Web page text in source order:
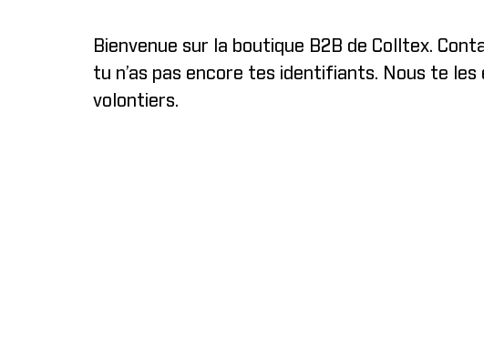
Bienvenue sur la boutique B2B de Colltex.
tu n’as pas encore tes identifiants. Nous te les
volontiers.